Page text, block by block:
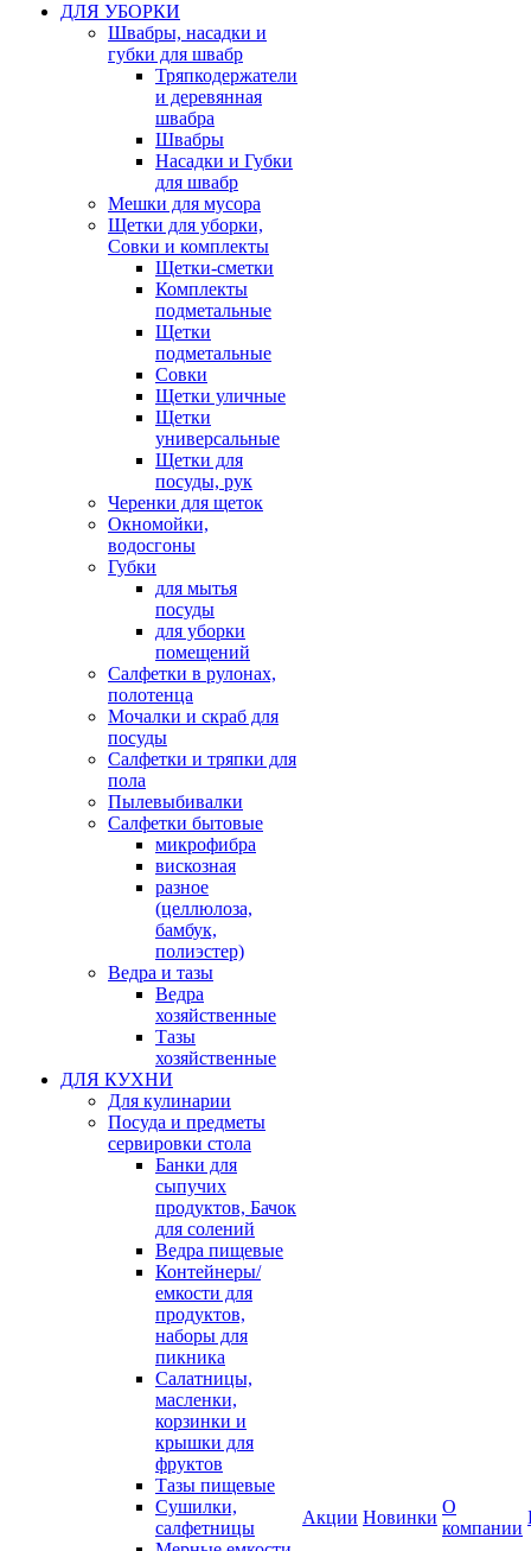
ДЛЯ УБОРКИ
Швабры, насадки и
губки для швабр
Тряпкодержатели
и деревянная
швабра
Швабры
Насадки и Губки
для швабр
Мешки для мусора
Щетки для уборки,
Совки и комплекты
Щетки-сметки
Комплекты
подметальные
Щетки
подметальные
Совки
Щетки уличные
Щетки
универсальные
Щетки для
посуды, рук
Черенки для щеток
Окномойки,
водосгоны
Губки
для мытья
посуды
для уборки
помещений
Салфетки в рулонах,
полотенца
Мочалки и скраб для
посуды
Салфетки и тряпки для
пола
Пылевыбивалки
Салфетки бытовые
микрофибра
вискозная
разное
(целлюлоза,
бамбук,
полиэстер)
Ведра и тазы
Ведра
хозяйственные
Тазы
хозяйственные
ДЛЯ КУХНИ
Для кулинарии
Посуда и предметы
сервировки стола
Банки для
сыпучих
продуктов, Бачок
для солений
Ведра пищевые
Контейнеры/
емкости для
продуктов,
наборы для
пикника
Салатницы,
масленки,
корзинки и
крышки для
фруктов
Тазы пищевые
Сушилки,
салфетницы
Акции Новинки
О
компании